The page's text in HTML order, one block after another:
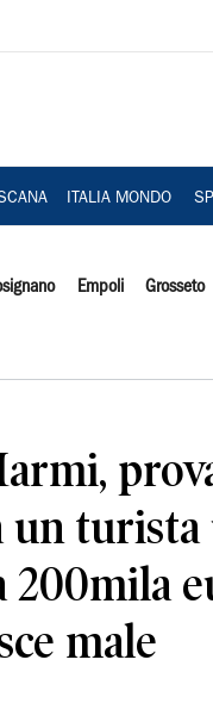
ITALIA MONDO
Empoli Grosseto
un turista
200mila
male